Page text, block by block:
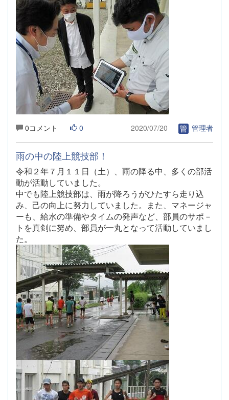
0コメント 0 2020/07/20 管理者
雨の中の陸上競技部！
令和２年７月１１日（土）、雨の降る中、多くの部活
動が活動していました。
中でも陸上競技部は、雨が降ろうがひたすら走り込
み、己の向上に努力していました。また、マネージャ
ーも、給水の準備やタイムの発声など、部員のサポ－
トを真剣に努め、部員が一丸となって活動していまし
た。